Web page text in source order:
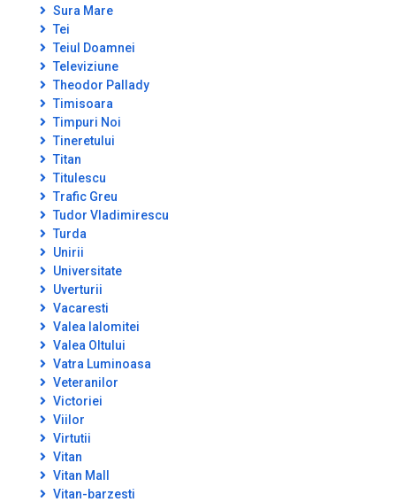
Sura Mare
Tei
Teiul Doamnei
Televiziune
Theodor Pallady
Timisoara
Timpuri Noi
Tineretului
Titan
Titulescu
Trafic Greu
Tudor Vladimirescu
Turda
Unirii
Universitate
Uverturii
Vacaresti
Valea Ialomitei
Valea Oltului
Vatra Luminoasa
Veteranilor
Victoriei
Viilor
Virtutii
Vitan
Vitan Mall
Vitan-barzesti